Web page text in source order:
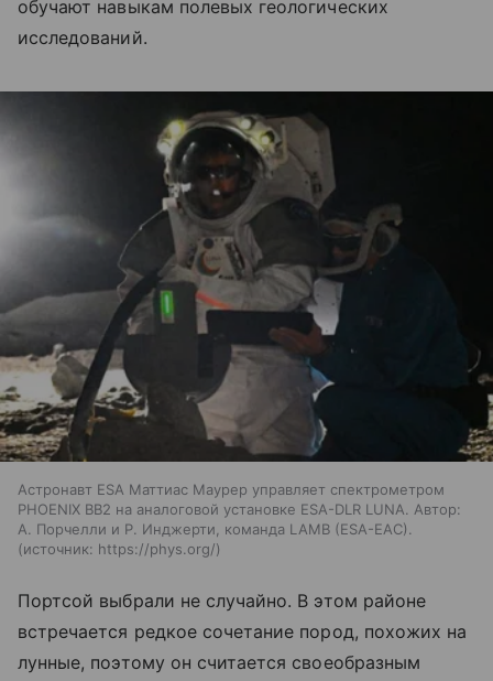
обучают навыкам полевых геологических
исследований.
Астронавт ESA Маттиас Маурер управляет спектрометром
PHOENIX BB2 на аналоговой установке ESA-DLR LUNA. Автор:
А. Порчелли и Р. Инджерти, команда LAMB (ESA-EAC).
источник: https://phys.org/
Портсой выбрали не случайно. В этом районе
встречается редкое сочетание пород, похожих на
лунные, поэтому он считается своеобразным